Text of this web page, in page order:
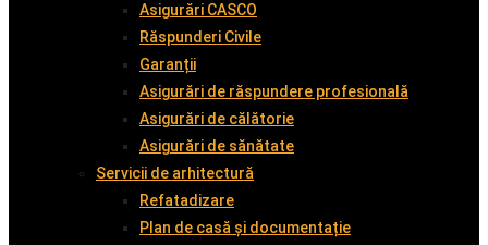
Asigurări CASCO
Răspunderi Civile
Garanții
Asigurări de răspundere profesională
Asigurări de călătorie
Asigurări de sănătate
Servicii de arhitectură
Refatadizare
Plan de casă și documentație